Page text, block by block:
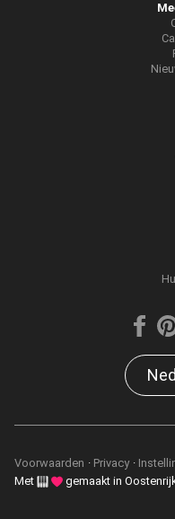
Voorwaarden Privacy
Met
gemaakt in